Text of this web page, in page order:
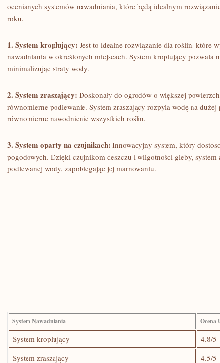
ocenianych systemów nawadniania, które⁢ będą​ idealnym
roku.
1. System kroplujący: Jest to idealne rozwiązanie dla roślin, które‍
nawadniania w określonych miejscach.‌ System kroplujący pozwala
minimalizując straty⁢ wody.
2. System zraszający: Doskonały‌ do ogrodów o większej
równomierne podlewanie. System zraszający rozpyla wodę na
równomierne ⁢nawodnienie wszystkich roślin.
3.‍ System oparty na czujnikach: Innowacyjny system, który
pogodowych. Dzięki czujnikom‌ deszczu i wilgotności​ gleby, ​system
podlewanej wody, zapobiegając jej​ marnowaniu.
System ‌Nawadniania Ocena
System kroplujący
4.8/5
System zraszający
4.5/5